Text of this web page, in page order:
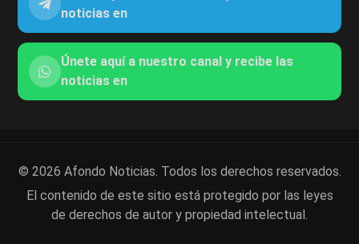
noticias en
Únete aquí a nuestro canal y recibe las
noticias en
© 2026 Afondo Noticias. Todos los derechos reservados.
El contenido de este sitio está protegido por las leyes
de derechos de autor y propiedad intelectual.